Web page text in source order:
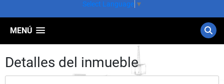
Select Language ▼
MENÚ
Detalles del inmueble